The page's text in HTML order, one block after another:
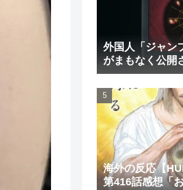
外国人「ジャン
がまもなく公開
さか本当にくる
反応）
海外の反応【
第416話感想「